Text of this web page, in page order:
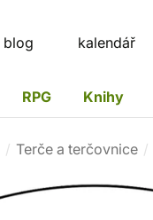
blog kalendář
RPG Knihy
Terče a terčovnice